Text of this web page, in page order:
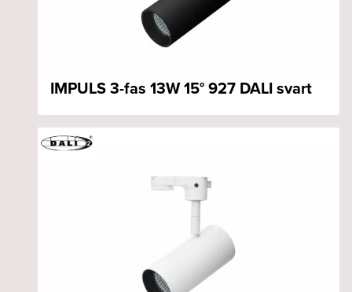
IMPULS 3-fas 13W 15° 927 DALI svart